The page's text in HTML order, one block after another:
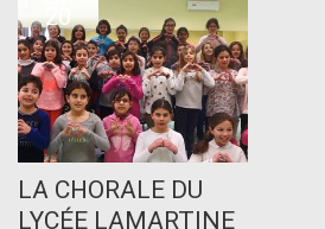
20
LA CHORALE DU
LYCÉE LAMARTINE